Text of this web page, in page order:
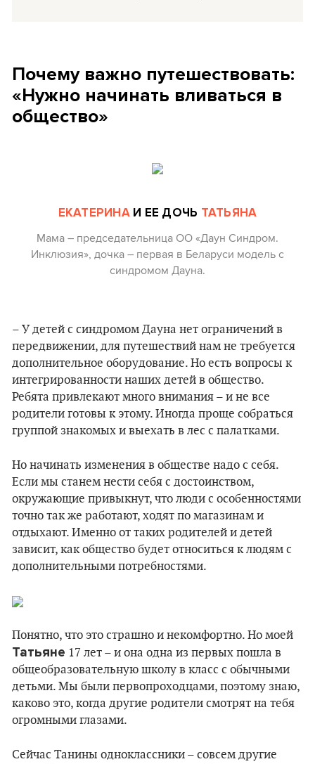
Почему важно путешествовать:
«Нужно начинать вливаться в
общество»
ЕКАТЕРИНАИ ЕЕ ДОЧЬ ТАТЬЯНА
Мама – председательница ОО «Даун Синдром.
Инклюзия», дочка – первая в Беларуси модель с
синдромом Дауна.
– У детей с синдромом Дауна нет ограничений в
передвижении, для путешествий нам не требуется
дополнительное оборудование. Но есть вопросы к
интегрированности наших детей в общество.
Ребята привлекают много внимания – и не все
родители готовы к этому. Иногда проще собраться
группой знакомых и выехать в лес с палатками.
Но начинать изменения в обществе надо с себя.
Если мы станем нести себя с достоинством,
окружающие привыкнут, что люди с особенностями
точно так же работают, ходят по магазинам и
отдыхают. Именно от таких родителей и детей
зависит, как общество будет относиться к людям с
дополнительными потребностями.
Понятно, что это страшно и некомфортно. Но моей
Татьяне 17 лет – и она одна из первых пошла в
общеобразовательную школу в класс с обычными
детьми. Мы были первопроходцами, поэтому знаю,
каково это, когда другие родители смотрят на тебя
огромными глазами.
Сейчас Танины одноклассники – совсем другие